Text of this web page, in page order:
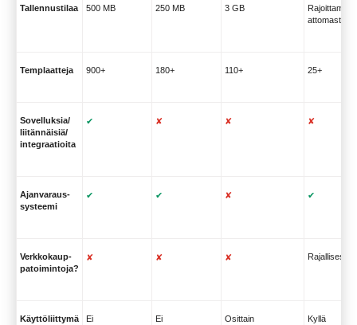
Tallennustilaa 500 MB 250 MB 3 GB
Rajoittam-
attomasti
Templaatteja 900+ 180+ 110+ 25+
Sovelluksia/
liitännäisiä/
integraatioita
✔ ✘ ✘ ✘
Ajanvaraus-
systeemi
✔ ✔ ✘ ✔
Verkkokaup-
patoimintoja?
✘ ✘ ✘ Rajallisesti
Käyttöliittymä
Ei Ei Osittain Kyllä